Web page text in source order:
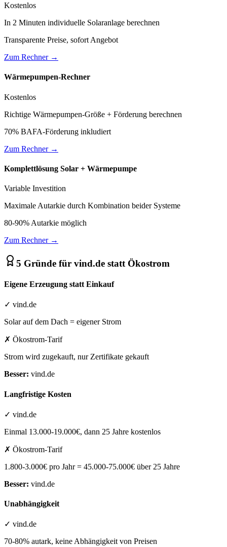
Kostenlos
In 2 Minuten individuelle Solaranlage berechnen
Transparente Preise, sofort Angebot
Zum Rechner →
Wärmepumpen-Rechner
Kostenlos
Richtige Wärmepumpen-Größe + Förderung berechnen
70% BAFA-Förderung inkludiert
Zum Rechner →
Komplettlösung Solar + Wärmepumpe
Variable Investition
Maximale Autarkie durch Kombination beider Systeme
80-90% Autarkie möglich
Zum Rechner →
5 Gründe für vind.de statt Ökostrom
Eigene Erzeugung statt Einkauf
✓ vind.de
Solar auf dem Dach = eigener Strom
✗ Ökostrom-Tarif
Strom wird zugekauft, nur Zertifikate gekauft
Besser: vind.de
Langfristige Kosten
✓ vind.de
Einmal 13.000-19.000€, dann 25 Jahre kostenlos
✗ Ökostrom-Tarif
1.800-3.000€ pro Jahr = 45.000-75.000€ über 25 Jahre
Besser: vind.de
Unabhängigkeit
✓ vind.de
70-80% autark, keine Abhängigkeit von Preisen